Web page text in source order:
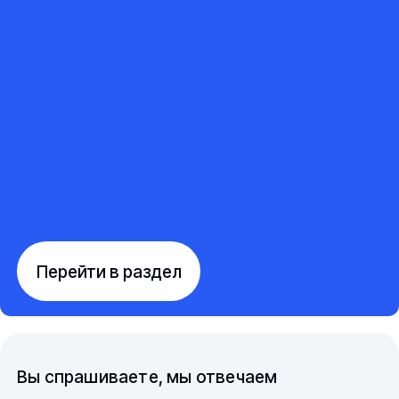
Перейти в раздел
Вы спрашиваете, мы отвечаем